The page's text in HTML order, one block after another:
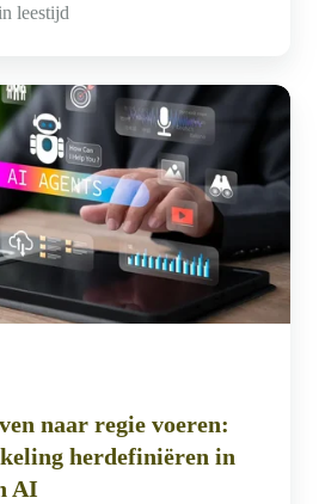
leestijd
naar regie voeren:
herdefiniëren in
AI